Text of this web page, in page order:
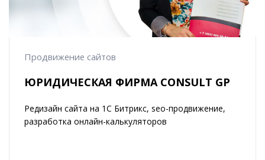
Продвижение сайтов
ЮРИДИЧЕСКАЯ ФИРМА CONSULT GP
Редизайн сайта на 1С Битрикс, seo-продвижение,
разработка онлайн-калькуляторов